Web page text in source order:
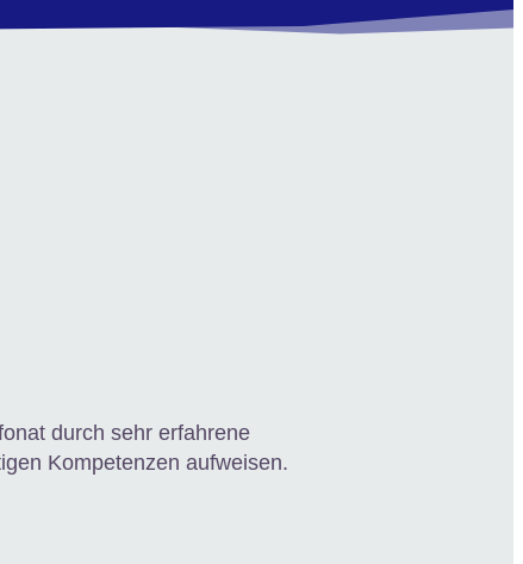
durch sehr erfahrene
Kompetenzen aufweisen.